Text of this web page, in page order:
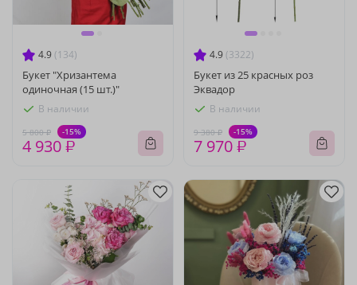
4.9 (134)
Букет "Хризантема
одиночная (15 шт.)"
В наличии
5 800 ₽ -15%
4 930 ₽
4.9 (3322)
Букет из 25 красных роз
Эквадор
В наличии
9 380 ₽ -15%
7 970 ₽